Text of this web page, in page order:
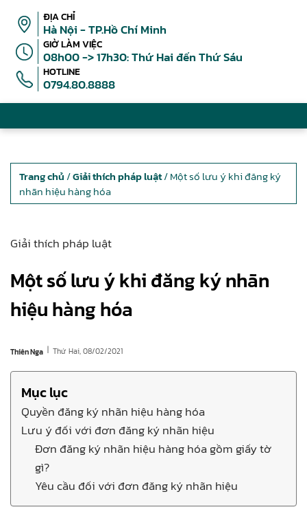
ĐỊA CHỈ
Hà Nội - TP.Hồ Chí Minh
GIỜ LÀM VIỆC
08h00 -> 17h30: Thứ Hai đến Thứ Sáu
HOTLINE
0794.80.8888
Trang chủ /Giải thích pháp luật/ Một số lưu ý khi đăng ký
nhãn hiệu hàng hóa
Giải thích pháp luật
Một số lưu ý khi đăng ký nhãn
hiệu hàng hóa
Thiên Nga | Thứ Hai, 08/02/2021
Mục lục
Quyền đăng ký nhãn hiệu hàng hóa
Lưu ý đối với đơn đăng ký nhãn hiệu
Đơn đăng ký nhãn hiệu hàng hóa gồm giấy tờ
gì?
Yêu cầu đối với đơn đăng ký nhãn hiệu